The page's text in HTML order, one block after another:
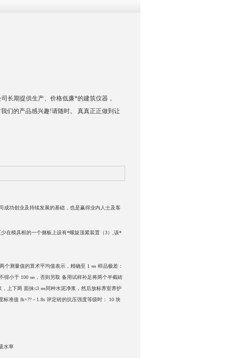
长期提供生产、价格低廉*的建筑仪器，
们的产品感兴趣!请随时。 真真正正做到让
成功创业及持续发展的基础，也是赢得业内人士及客
在模具框的一个侧板上设有*螺旋顶紧装置（3）,该*
个测量值的算术平均值表示，精确至 1 ㎜ 样品极差：
得小于 100 ㎜，否则另取 备用试样补足将两个半截砖
上下两 面抹≤3 ㎜同种水泥净浆，然后放标养室养护
标准值 fk=??－1.8s 评定砖的抗压强度等级时： 10 块
水率